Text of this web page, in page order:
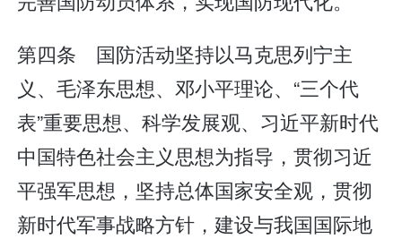
第四条 国防活动坚持以马克思列宁主
义、毛泽东思想、邓小平理论、“三个代
表”重要思想、科学发展观、习近平新时代
中国特色社会主义思想为指导，贯彻习近
平强军思想，坚持总体国家安全观，贯彻
新时代军事战略方针，建设与我国国际地